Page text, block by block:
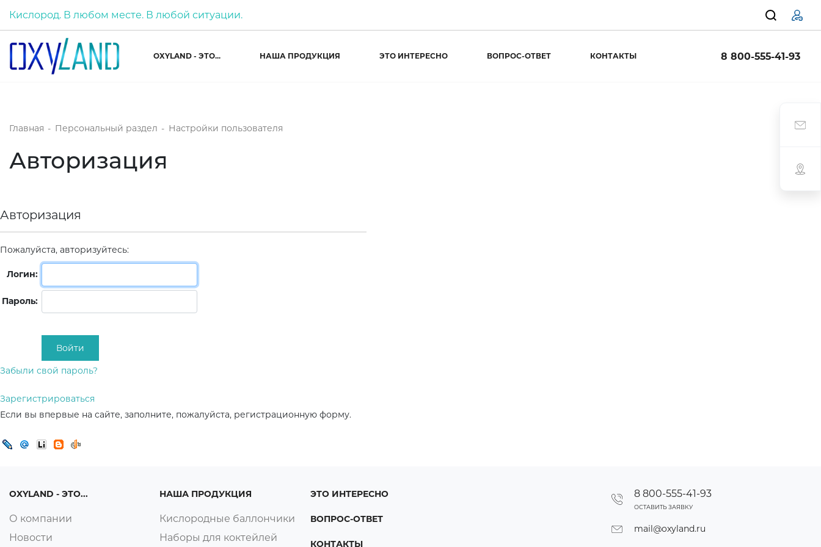
Кислород. В любом месте. В любой ситуации.
OXYLAND - ЭТО... НАША ПРОДУКЦИЯ ЭТО ИНТЕРЕСНО ВОПРОС-ОТВЕТ КОНТАКТЫ 8 800-555-41-93
Главная - Персональный раздел - Настройки пользователя
Авторизация
Авторизация
Пожалуйста, авторизуйтесь:
Логин:
Пароль:
Забыли свой пароль?
Зарегистрироваться
Если вы впервые на сайте, заполните, пожалуйста, регистрационную форму.
OXYLAND - ЭТО...
О компании
Новости
НАША ПРОДУКЦИЯ
Кислородные баллончики
Наборы для коктейлей
ЭТО ИНТЕРЕСНО
ВОПРОС-ОТВЕТ
КОНТАКТЫ
8 800-555-41-93
ОСТАВИТЬ ЗАЯВКУ
mail@oxyland.ru